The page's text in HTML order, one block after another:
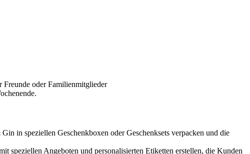
Freunde oder Familienmitglieder
in speziellen Geschenkboxen oder Geschenksets verpacken und die
speziellen Angeboten und personalisierten Etiketten erstellen, die Kunden